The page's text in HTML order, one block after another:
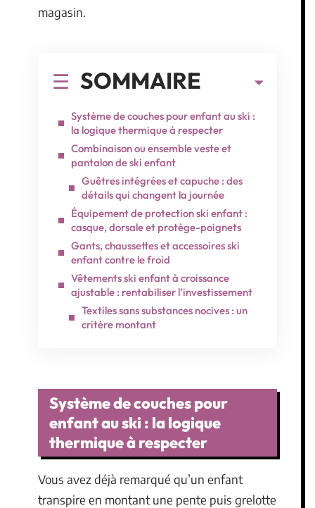
magasin.
SOMMAIRE
Système de couches pour enfant au ski :
la logique thermique à respecter
Combinaison ou ensemble veste et
pantalon de ski enfant
Guêtres intégrées et capuche : des
détails qui changent la journée
Équipement de protection ski enfant :
casque, dorsale et protège-poignets
Gants, chaussettes et accessoires ski
enfant contre le froid
Vêtements ski enfant à croissance
ajustable : rentabiliser l’investissement
Textiles sans substances nocives : un
critère montant
Système de couches pour
enfant au ski : la logique
thermique à respecter
Vous avez déjà remarqué qu’un enfant
transpire en montant une pente puis grelotte